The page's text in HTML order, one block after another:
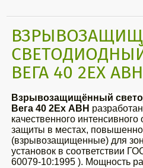
ВЕГА 40 2EX АВН
Взрывозащищённый
Вега 40 2Ex АВН
качественного
защиты в местах,
(взрывозащищенные) для
установок в соответствии
60079-10:1995 ). Мощность